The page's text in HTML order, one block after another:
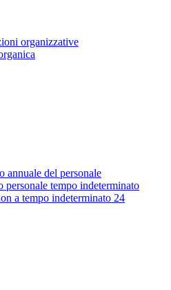
organizzative
annuale del personale
personale tempo indeterminato
a tempo indeterminato 24